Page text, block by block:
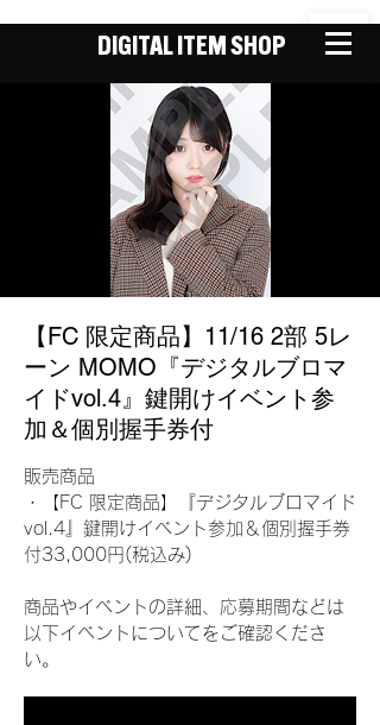
DIGITAL ITEM SHOP
【FC 限定商品】11/16 2部 5レ
ーン MOMO『デジタルブロマ
イドvol.4』鍵開けイベント参
加＆個別握手券付
販売商品
・【FC 限定商品】『デジタルブロマイド
vol.4』鍵開けイベント参加＆個別握手券
付33,000円(税込み)
商品やイベントの詳細、応募期間などは
以下イベントについてをご確認くださ
い。